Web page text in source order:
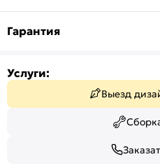
Гарантия
Услуги:
Выезд